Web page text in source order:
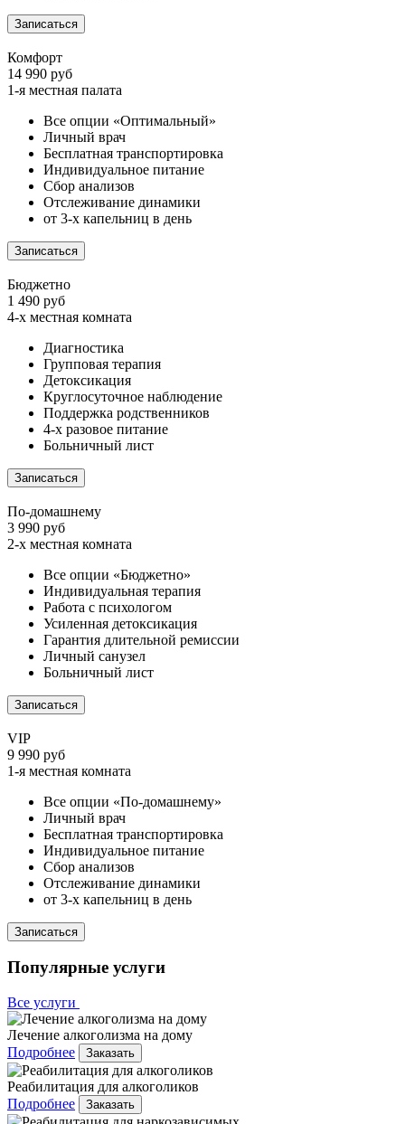
Записаться
Комфорт
14 990 руб
1-я местная палата
Все опции «Оптимальный»
Личный врач
Бесплатная транспортировка
Индивидуальное питание
Сбор анализов
Отслеживание динамики
от 3-х капельниц в день
Записаться
Бюджетно
1 490 руб
4-х местная комната
Диагностика
Групповая терапия
Детоксикация
Круглосуточное наблюдение
Поддержка родственников
4-х разовое питание
Больничный лист
Записаться
По-домашнему
3 990 руб
2-х местная комната
Все опции «Бюджетно»
Индивидуальная терапия
Работа с психологом
Усиленная детоксикация
Гарантия длительной ремиссии
Личный санузел
Больничный лист
Записаться
VIP
9 990 руб
1-я местная комната
Все опции «По-домашнему»
Личный врач
Бесплатная транспортировка
Индивидуальное питание
Сбор анализов
Отслеживание динамики
от 3-х капельниц в день
Записаться
Популярные услуги
Все услуги
Лечение алкоголизма на дому
Подробнее
Заказать
Реабилитация для алкоголиков
Подробнее
Заказать